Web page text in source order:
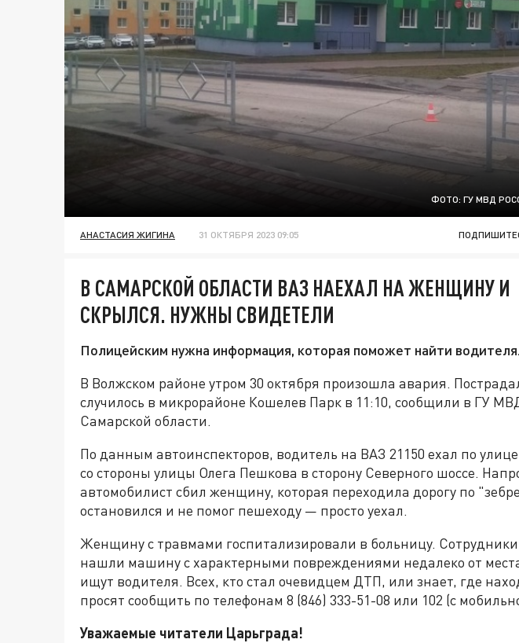
ФОТО: ГУ МВД
АНАСТАСИЯ ЖИГИНА 31 ОКТЯБРЯ 2023 09:05
В САМАРСКОЙ ОБЛАСТИ ВАЗ НАЕХАЛ НА ЖЕНЩИНУ И
СКРЫЛСЯ. НУЖНЫ СВИДЕТЕЛИ
Полицейским нужна информация, которая поможет найти водителя.
В Волжском районе утром 30 октября произошла авария.
случилось в микрорайоне Кошелев Парк в 11:10, сообщили в ГУ
Самарской области.
По данным автоинспекторов, водитель на ВАЗ 21150 ехал по
со стороны улицы Олега Пешкова в сторону Северного шоссе.
автомобилист сбил женщину, которая переходила дорогу по
остановился и не помог пешеходу — просто уехал.
Женщину с травмами госпитализировали в больницу.
нашли машину с характерными повреждениями недалеко от
ищут водителя. Всех, кто стал очевидцем ДТП, или знает, где
просят сообщить по телефонам 8 (846) 333-51-08 или 102 (с
Уважаемые читатели Царьграда!